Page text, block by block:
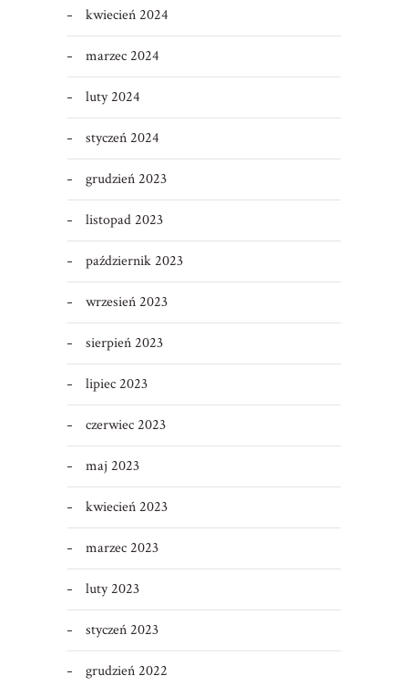
kwiecień 2024
marzec 2024
luty 2024
styczeń 2024
grudzień 2023
listopad 2023
październik 2023
wrzesień 2023
sierpień 2023
lipiec 2023
czerwiec 2023
maj 2023
kwiecień 2023
marzec 2023
luty 2023
styczeń 2023
grudzień 2022